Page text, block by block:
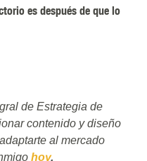
es después de que lo
de Estrategia de
contenido y diseño
al mercado
hoy.